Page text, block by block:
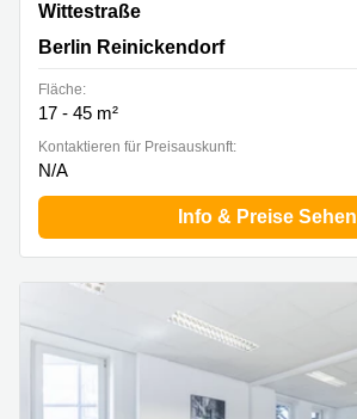
Wittestraße 30 K, Berlin Reinickendorf
Wittestraße
Berlin Reinickendorf
Fläche:
17 - 45 m²
Kontaktieren für Preisauskunft:
N/A
Info & Preise Sehen